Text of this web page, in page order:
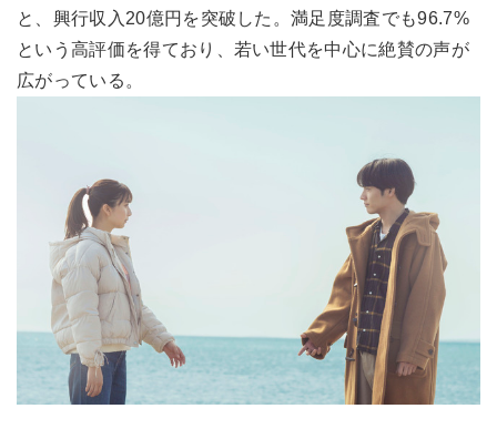
と、興行収入20億円を突破した。満足度調査でも96.7%
という高評価を得ており、若い世代を中心に絶賛の声が
広がっている。